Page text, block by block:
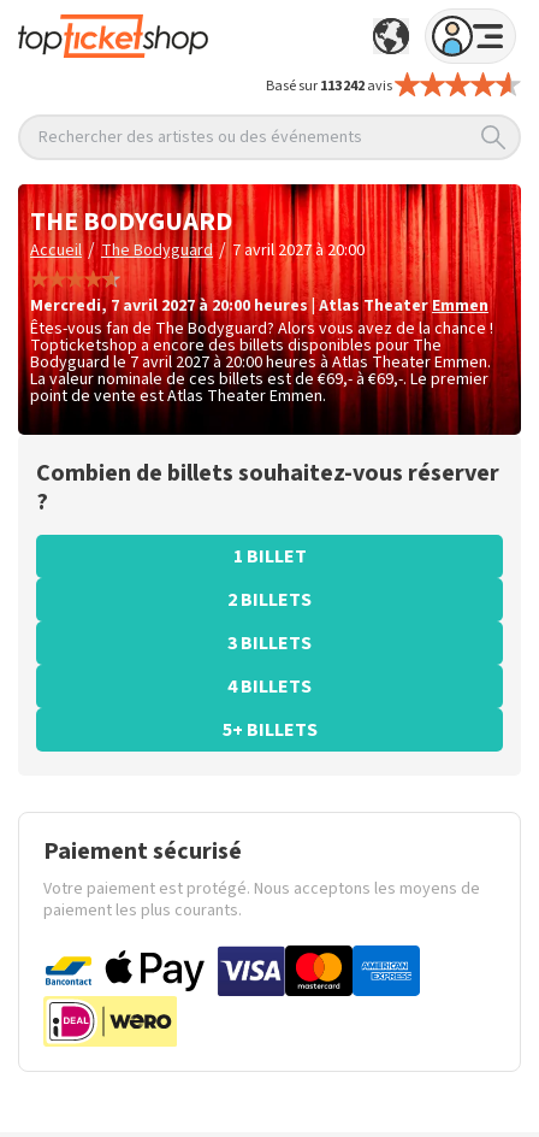
Basé sur113 242avis
Rechercher des artistes ou des événements
THE BODYGUARD
Accueil / The Bodyguard / 7 avril 2027 à 20:00
mercredi, 7 avril 2027 à 20:00 heures |Atlas TheaterEmmen
Êtes-vous fan de The Bodyguard? Alors vous avez de la chance !
Topticketshop a encore des billets disponibles pour The
Bodyguard le 7 avril 2027 à 20:00 heures à Atlas Theater Emmen.
La valeur nominale de ces billets est de€69,- à €69,-. Le premier
point de vente est Atlas Theater Emmen.
Combien de billets souhaitez-vous réserver
?
1 BILLET
2 BILLETS
3 BILLETS
4 BILLETS
5+ BILLETS
Paiement sécurisé
Votre paiement est protégé. Nous acceptons les moyens de
paiement les plus courants.